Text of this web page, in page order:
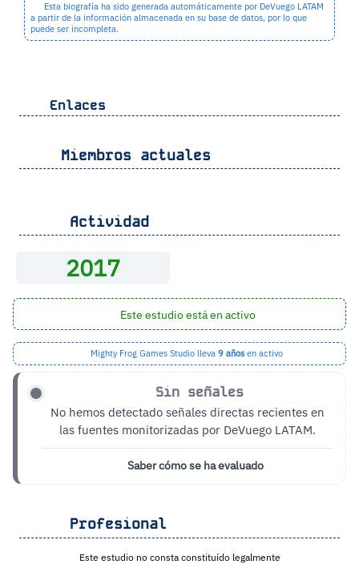
Esta biografía ha sido generada automáticamente por DeVuego LATAM
a partir de la información almacenada en su base de datos, por lo que
puede ser incompleta.
Enlaces
Miembros actuales
Actividad
2017
Este estudio está en activo
Mighty Frog Games Studio lleva 9 añosen activo
Sin señales
No hemos detectado señales directas recientes en
las fuentes monitorizadas por DeVuego LATAM.
Saber cómo se ha evaluado
Profesional
Este estudio no consta constituído legalmente